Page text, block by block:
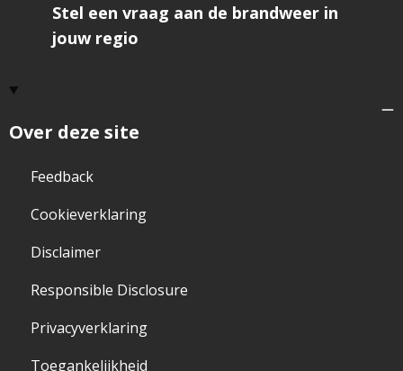
Over deze site
Feedback
Cookieverklaring
Disclaimer
Responsible Disclosure
Privacyverklaring
Toegankelijkheid
Stel een vraag aan de brandweer in
jouw regio